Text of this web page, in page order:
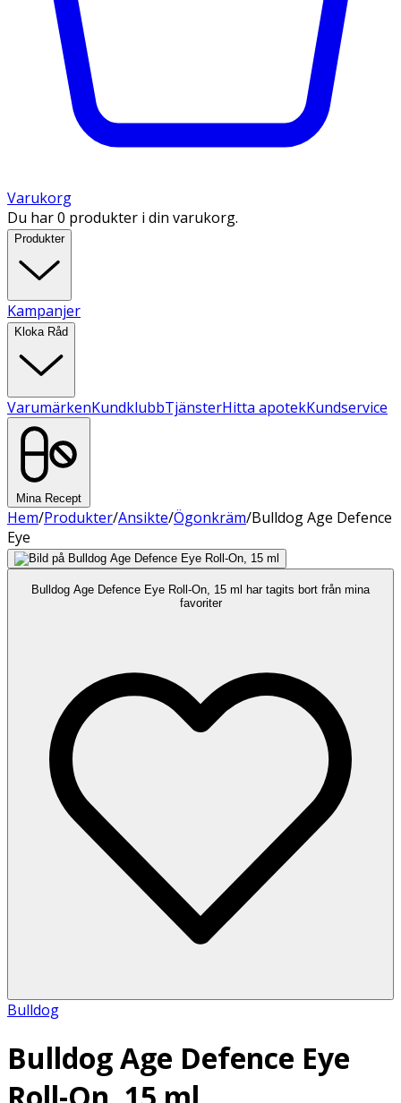
Varukorg
Du har 0 produkter i din varukorg.
Produkter
Kampanjer
Kloka Råd
VarumärkenKundklubbTjänsterHitta apotekKundservice
Mina Recept
Hem/Produkter/Ansikte/Ögonkräm/Bulldog Age Defence
Eye
Bulldog Age Defence Eye Roll-On, 15 ml har tagits bort från mina
favoriter
Bulldog
Bulldog Age Defence Eye